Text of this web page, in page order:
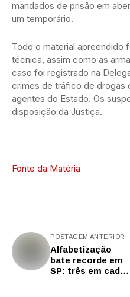
mandados de prisão em
um temporário.
Todo o material apreendido
técnica, assim como as
caso foi registrado na
crimes de tráfico de drogas
agentes do Estado. Os
disposição da Justiça.
Fonte da Matéria
POSTAGEM ANTERIOR
Alfabetização
bate recorde em
SP: três em cada